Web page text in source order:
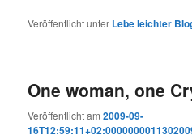
Veröffentlicht unter Lebe leichter
One woman, one
Veröffentlicht am2009-09-